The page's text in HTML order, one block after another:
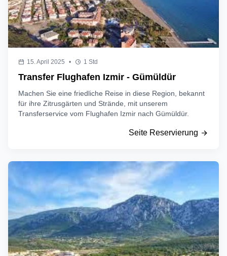
15. April 2025 • 1 Std
Transfer Flughafen Izmir - Gümüldür
Machen Sie eine friedliche Reise in diese Region, bekannt
für ihre Zitrusgärten und Strände, mit unserem
Transferservice vom Flughafen Izmir nach Gümüldür.
Seite Reservierung